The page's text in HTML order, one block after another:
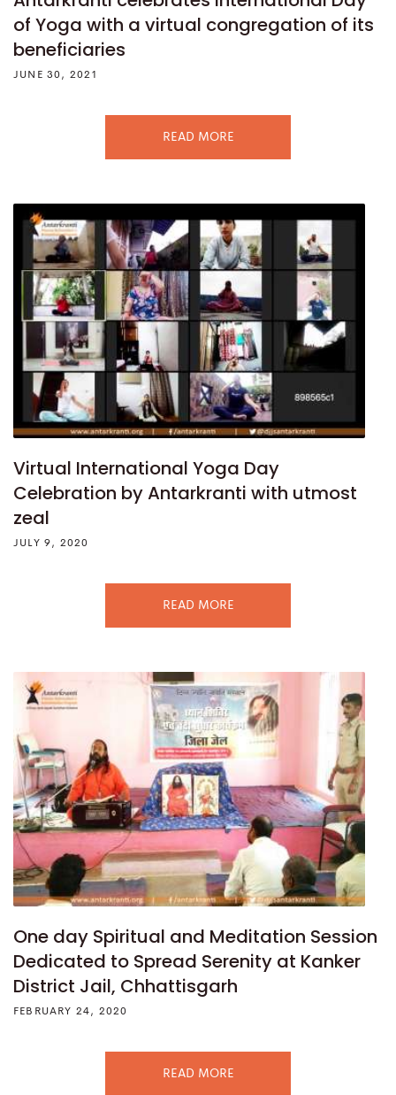
of Yoga with a virtual congregation of its
beneficiaries
JUNE 30, 2021
READ MORE
Virtual International Yoga Day
Celebration by Antarkranti with utmost
zeal
JULY 9, 2020
READ MORE
One day Spiritual and Meditation Session
Dedicated to Spread Serenity at Kanker
District Jail, Chhattisgarh
FEBRUARY 24, 2020
READ MORE